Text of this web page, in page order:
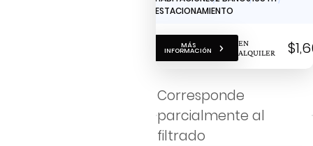
2 ESTACIONAMIENTO
MÁS
INFORMACIÓN
EN
ALQUILER
Corresponde
parcialmente al
filtrado